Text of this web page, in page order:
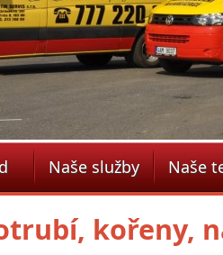
Naše služby Naše
kořeny,